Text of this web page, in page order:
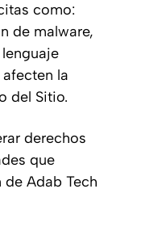
como:
de malware,
la
del Sitio.
derechos
que
Adab Tech